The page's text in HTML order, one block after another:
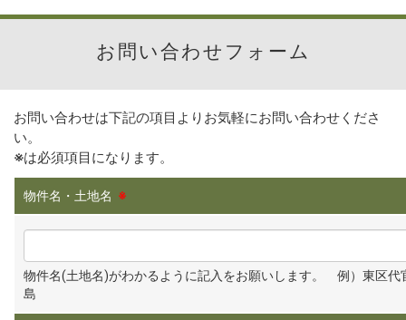
お問い合わせフォーム
お問い合わせは下記の項目よりお気軽にお問い合わせくださ
い。
※は必須項目になります。
物件名・土地名 ※
物件名(土地名)がわかるように記入をお願いします。 例）東区代
島